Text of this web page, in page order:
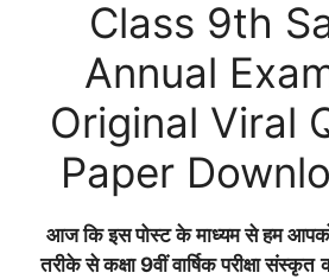
Class 9th
Annual
Original Viral
Paper
आज कि इस पोस्ट के माध्यम से हम
तरीके से कक्षा 9वीं वार्षिक परीक्षा संस्कृत